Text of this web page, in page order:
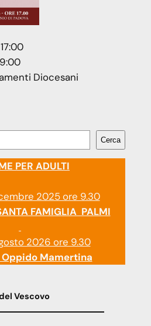
Diocesani
Cerca
PER ADULTI
2025 ore 9.30
FAMIGLIA PALMI
2026 ore 9.30
Mamertina
Vescovo